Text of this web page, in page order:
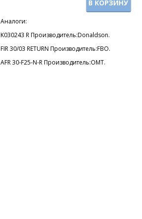
В КОРЗИНУ
Аналоги:
K030243 R Производитель:Donaldson.
FIR 30/03 RETURN Производитель:FBO.
AFR 30-F25-N-R Производитель:OMT.